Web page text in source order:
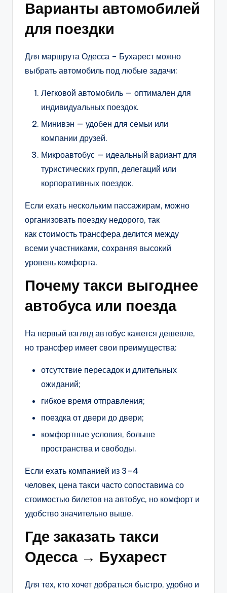
Варианты автомобилей
для поездки
Для маршрута Одесса – Бухарест можно
выбрать автомобиль под любые задачи:
Легковой автомобиль — оптимален для
индивидуальных поездок.
Минивэн — удобен для семьи или
компании друзей.
Микроавтобус — идеальный вариант для
туристических групп, делегаций или
корпоративных поездок.
Если ехать нескольким пассажирам, можно
организовать поездку недорого, так
как стоимость трансфера делится между
всеми участниками, сохраняя высокий
уровень комфорта.
Почему такси выгоднее
автобуса или поезда
На первый взгляд автобус кажется дешевле,
но трансфер имеет свои преимущества:
отсутствие пересадок и длительных
ожиданий;
гибкое время отправления;
поездка от двери до двери;
комфортные условия, больше
пространства и свободы.
Если ехать компанией из 3–4
человек, цена такси часто сопоставима со
стоимостью билетов на автобус, но комфорт и
удобство значительно выше.
Где заказать такси
Одесса → Бухарест
Для тех, кто хочет добраться быстро, удобно и